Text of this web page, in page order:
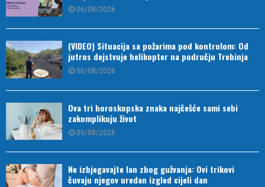
06/08/2026
(VIDEO) Situacija sa požarima pod kontrolom: Od
jutros dejstvuje helikopter na području Trebinja
06/08/2026
Ova tri horoskopska znaka najčešće sami sebi
zakomplikuju život
05/08/2026
Ne izbjegavajte lan zbog gužvanja: Ovi trikovi
čuvaju njegov uredan izgled cijeli dan